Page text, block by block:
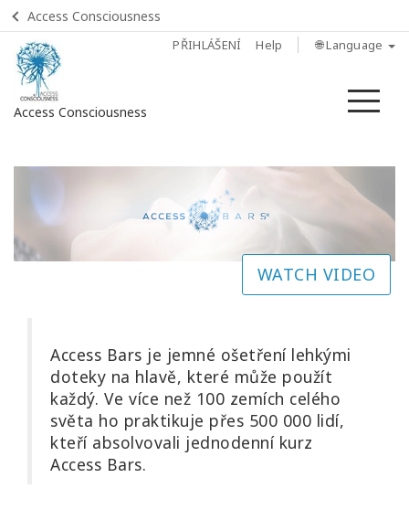
Access Consciousness
PŘIHLÁŠENÍ Help 🌐 Language
Access Consciousness
to
Your
Account
Access
Bars?
Vyzkoušejte
WATCH VIDEO
Access Bars je jemné ošetření lehkými
doteky na hlavě, které může použít
každý. Ve více než 100 zemích celého
světa ho praktikuje přes 500 000 lidí,
kteří absolvovali jednodenní kurz
Access Bars.